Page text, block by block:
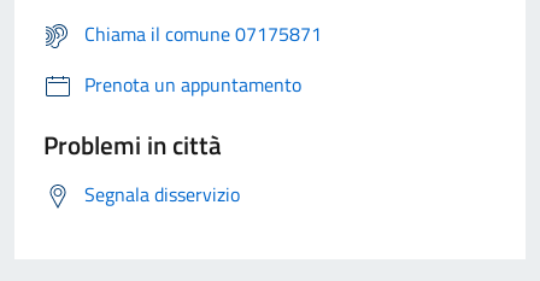
Chiama il comune 07175871
Prenota un appuntamento
Problemi in città
Segnala disservizio